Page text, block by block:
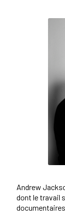
Andrew
dont le travail